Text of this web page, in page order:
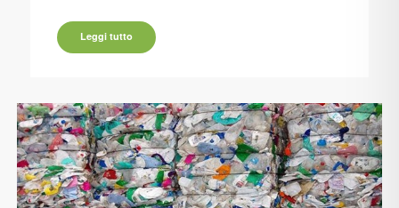
Leggi tutto